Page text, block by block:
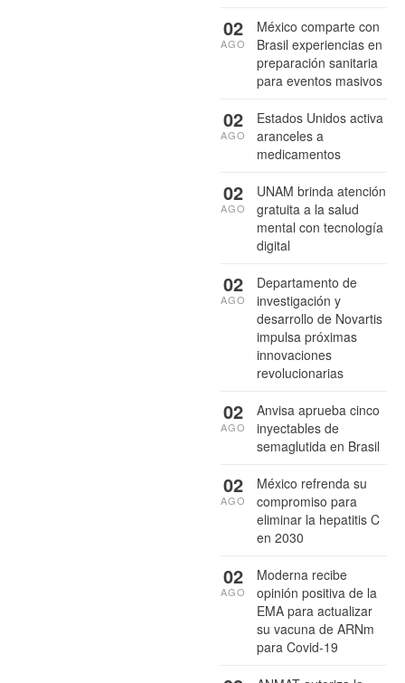
México comparte con
Brasil experiencias en
preparación sanitaria
para eventos masivos
02
AGO
Estados Unidos activa
aranceles a
medicamentos
02
AGO
UNAM brinda atención
gratuita a la salud
mental con tecnología
digital
02
AGO
Departamento de
investigación y
desarrollo de Novartis
impulsa próximas
innovaciones
revolucionarias
02
AGO
Anvisa aprueba cinco
inyectables de
semaglutida en Brasil
02
AGO
México refrenda su
compromiso para
eliminar la hepatitis C
en 2030
02
AGO
Moderna recibe
opinión positiva de la
EMA para actualizar
su vacuna de ARNm
para Covid-19
02
AGO